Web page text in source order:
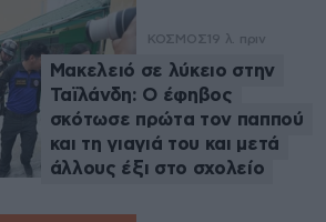
ΚΟΣΜΟΣ 19 λ. πριν
Μακελειό σε λύκειο στην
Ταϊλάνδη: Ο έφηβος
σκότωσε πρώτα τον παππού
και τη γιαγιά του και μετά
άλλους έξι στο σχολείο